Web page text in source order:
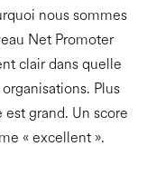
nous sommes
Net Promoter
clair dans quelle
Plus
grand. Un score
« excellent ».